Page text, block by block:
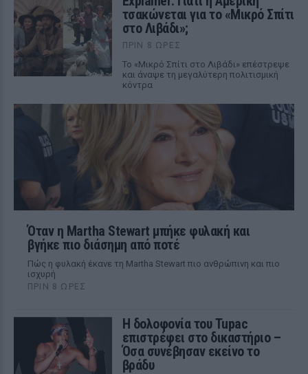
τσακώνεται για το «Μικρό Σπίτι
στο Λιβάδι»;
ΠΡΙΝ 8 ΏΡΕΣ
Το «Μικρό Σπίτι στο Λιβάδι» επέστρεψε
και άναψε τη μεγαλύτερη πολιτισμική
κόντρα
Όταν η Martha Stewart μπήκε φυλακή και
βγήκε πιο διάσημη από ποτέ
Πώς η φυλακή έκανε τη Martha Stewart πιο ανθρώπινη και πιο
ισχυρή
ΠΡΙΝ 8 ΏΡΕΣ
Η δολοφονία του Tupac
επιστρέφει στο δικαστήριο –
Όσα συνέβησαν εκείνο το
βράδυ